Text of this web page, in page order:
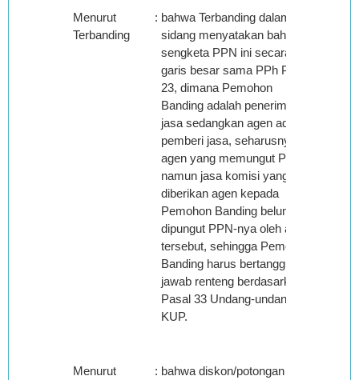
Menurut
Terbanding
: bahwa Terbanding dalam
sidang menyatakan bahwa
sengketa PPN ini secara
garis besar sama PPh Pasal
23, dimana Pemohon
Banding adalah penerima
jasa sedangkan agen adalah
pemberi jasa, seharusnya
agen yang memungut PPN
namun jasa komisi yang
diberikan agen kepada
Pemohon Banding belum
dipungut PPN-nya oleh agen
tersebut, sehingga Pemohon
Banding harus bertanggung
jawab renteng berdasarkan
Pasal 33 Undang-undang
KUP.
Menurut
: bahwa diskon/potongan